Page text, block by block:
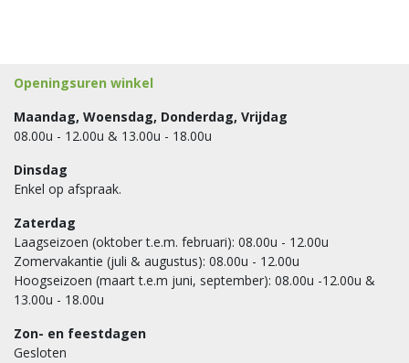
Openingsuren winkel
Maandag, Woensdag, Donderdag, Vrijdag
08.00u - 12.00u & 13.00u - 18.00u
Dinsdag
Enkel op afspraak.
Zaterdag
Laagseizoen (oktober t.e.m. februari): 08.00u - 12.00u
Zomervakantie (juli & augustus): 08.00u - 12.00u
Hoogseizoen (maart t.e.m juni, september): 08.00u -12.00u &
13.00u - 18.00u
Zon- en feestdagen
Gesloten